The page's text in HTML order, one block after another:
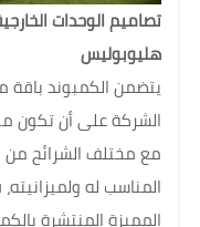
تصاميم الوحدات
هليوبوليس
يتضمن الكمبوند باقة
الشركة على أن تكون
مع مختلف الشرائح من
المناسب له
المميزة المنتشرة